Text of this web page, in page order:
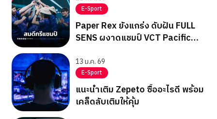
E-Sport
Paper Rex ยังแกร่ง ดับฝัน FULL
SENS ผงาดแชมป์ VCT Pacific
13 ม.ค. 69
E-Sport
แนะนำเติม Zepeto ซื้ออะไรดี พร้อม
เคล็ดลับเติมให้คุ้ม